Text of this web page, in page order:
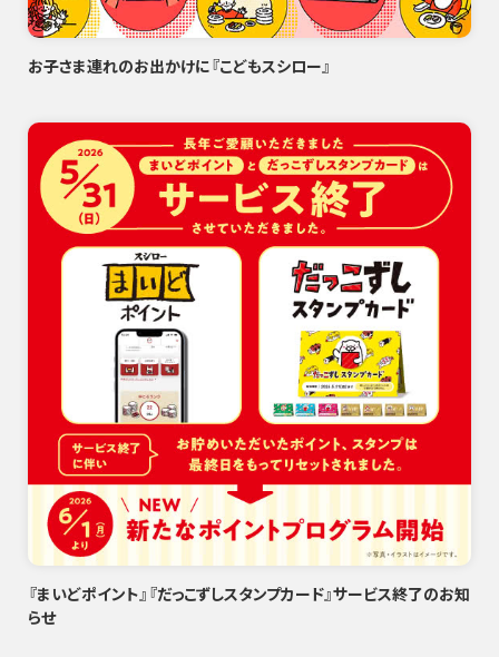
お子さま連れのお出かけに『こどもスシロー』
『まいどポイント』『だっこずしスタンプカード』サービス終了のお知
らせ